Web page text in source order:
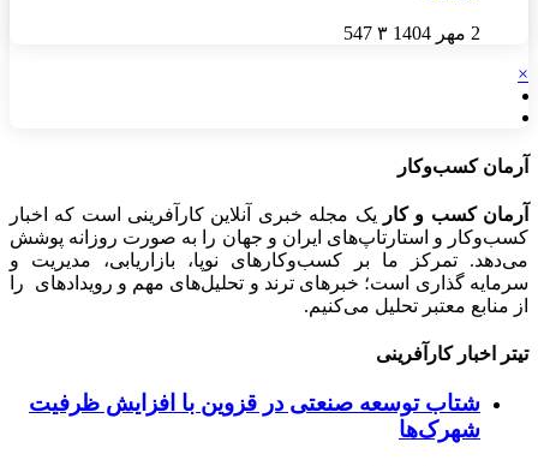
2 مهر 1404 ۳ 547
×
آرمان کسب‌وکار
آرمان کسب و کار
یک مجله خبری آنلاین کارآفرینی است که اخبار
کسب‌وکار و استارتاپ‌های ایران و جهان را به صورت روزانه پوشش
می‌دهد. تمرکز ما بر کسب‌وکارهای نوپا، بازاریابی، مدیریت و
سرمایه گذاری است؛ خبرهای ترند و تحلیل‌های مهم و رویدادهای را
از منابع معتبر تحلیل می‌کنیم.
تیتر اخبار کارآفرینی
شتاب توسعه صنعتی در قزوین با افزایش ظرفیت
شهرک‌ها